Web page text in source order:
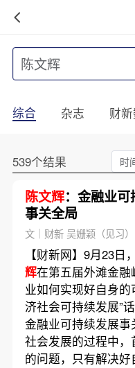
综合 杂志 财
539个结果
陈文辉：金融业可
事关全局
文｜财新 吴姗颖（见习）
【财新网】9月23
辉在第五届外滩金融
业如何实现好自身
济社会可持续发展”
金融业可持续发展
社会发展的过程中
的问题，只有解决